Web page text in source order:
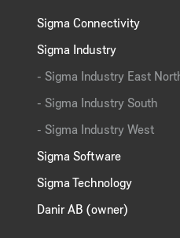
Sigma Connectivity
Sigma Industry
Sigma Industry East
Sigma Industry South
Sigma Industry West
Sigma Software
Sigma Technology
Danir AB (owner)